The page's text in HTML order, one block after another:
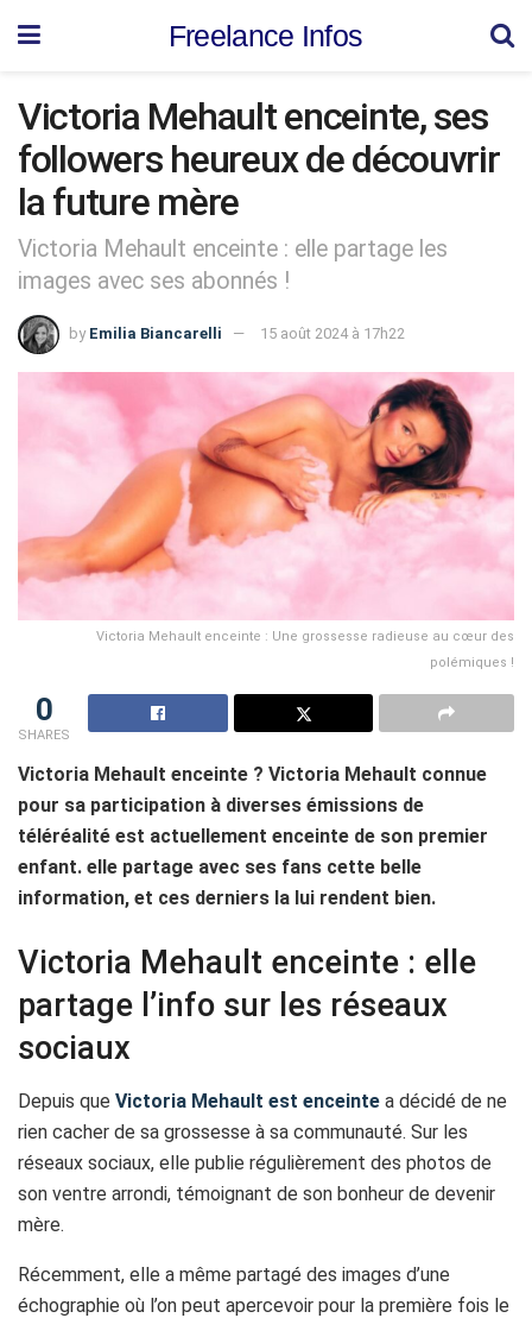
Freelance Infos
Victoria Mehault enceinte, ses
followers heureux de découvrir
la future mère
Victoria Mehault enceinte : elle partage les
images avec ses abonnés !
by Emilia Biancarelli 15 août 2024 à 17h22
Victoria Mehault enceinte : Une grossesse radieuse au cœur des
polémiques !
0
SHARES
Victoria Mehault enceinte ? Victoria Mehault connue
pour sa participation à diverses émissions de
téléréalité est actuellement enceinte de son premier
enfant. elle partage avec ses fans cette belle
information, et ces derniers la lui rendent bien.
Victoria Mehault enceinte : elle
partage l’info sur les réseaux
sociaux
Depuis que Victoria Mehault est enceinte a décidé de ne
rien cacher de sa grossesse à sa communauté. Sur les
réseaux sociaux, elle publie régulièrement des photos de
son ventre arrondi, témoignant de son bonheur de devenir
mère.
Récemment, elle a même partagé des images d’une
échographie où l’on peut apercevoir pour la première fois le